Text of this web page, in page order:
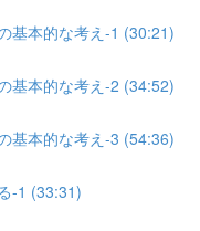
基本的な考え-1 (30:21)
基本的な考え-2 (34:52)
基本的な考え-3 (54:36)
-1 (33:31)